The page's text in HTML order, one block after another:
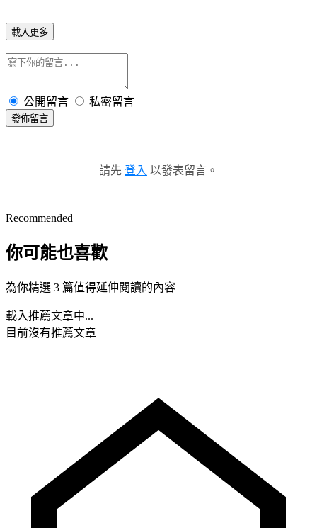
載入更多
公開留言 私密留言
發佈留言
請先 登入 以發表留言。
Recommended
你可能也喜歡
為你精選 3 篇值得延伸閱讀的內容
載入推薦文章中...
目前沒有推薦文章